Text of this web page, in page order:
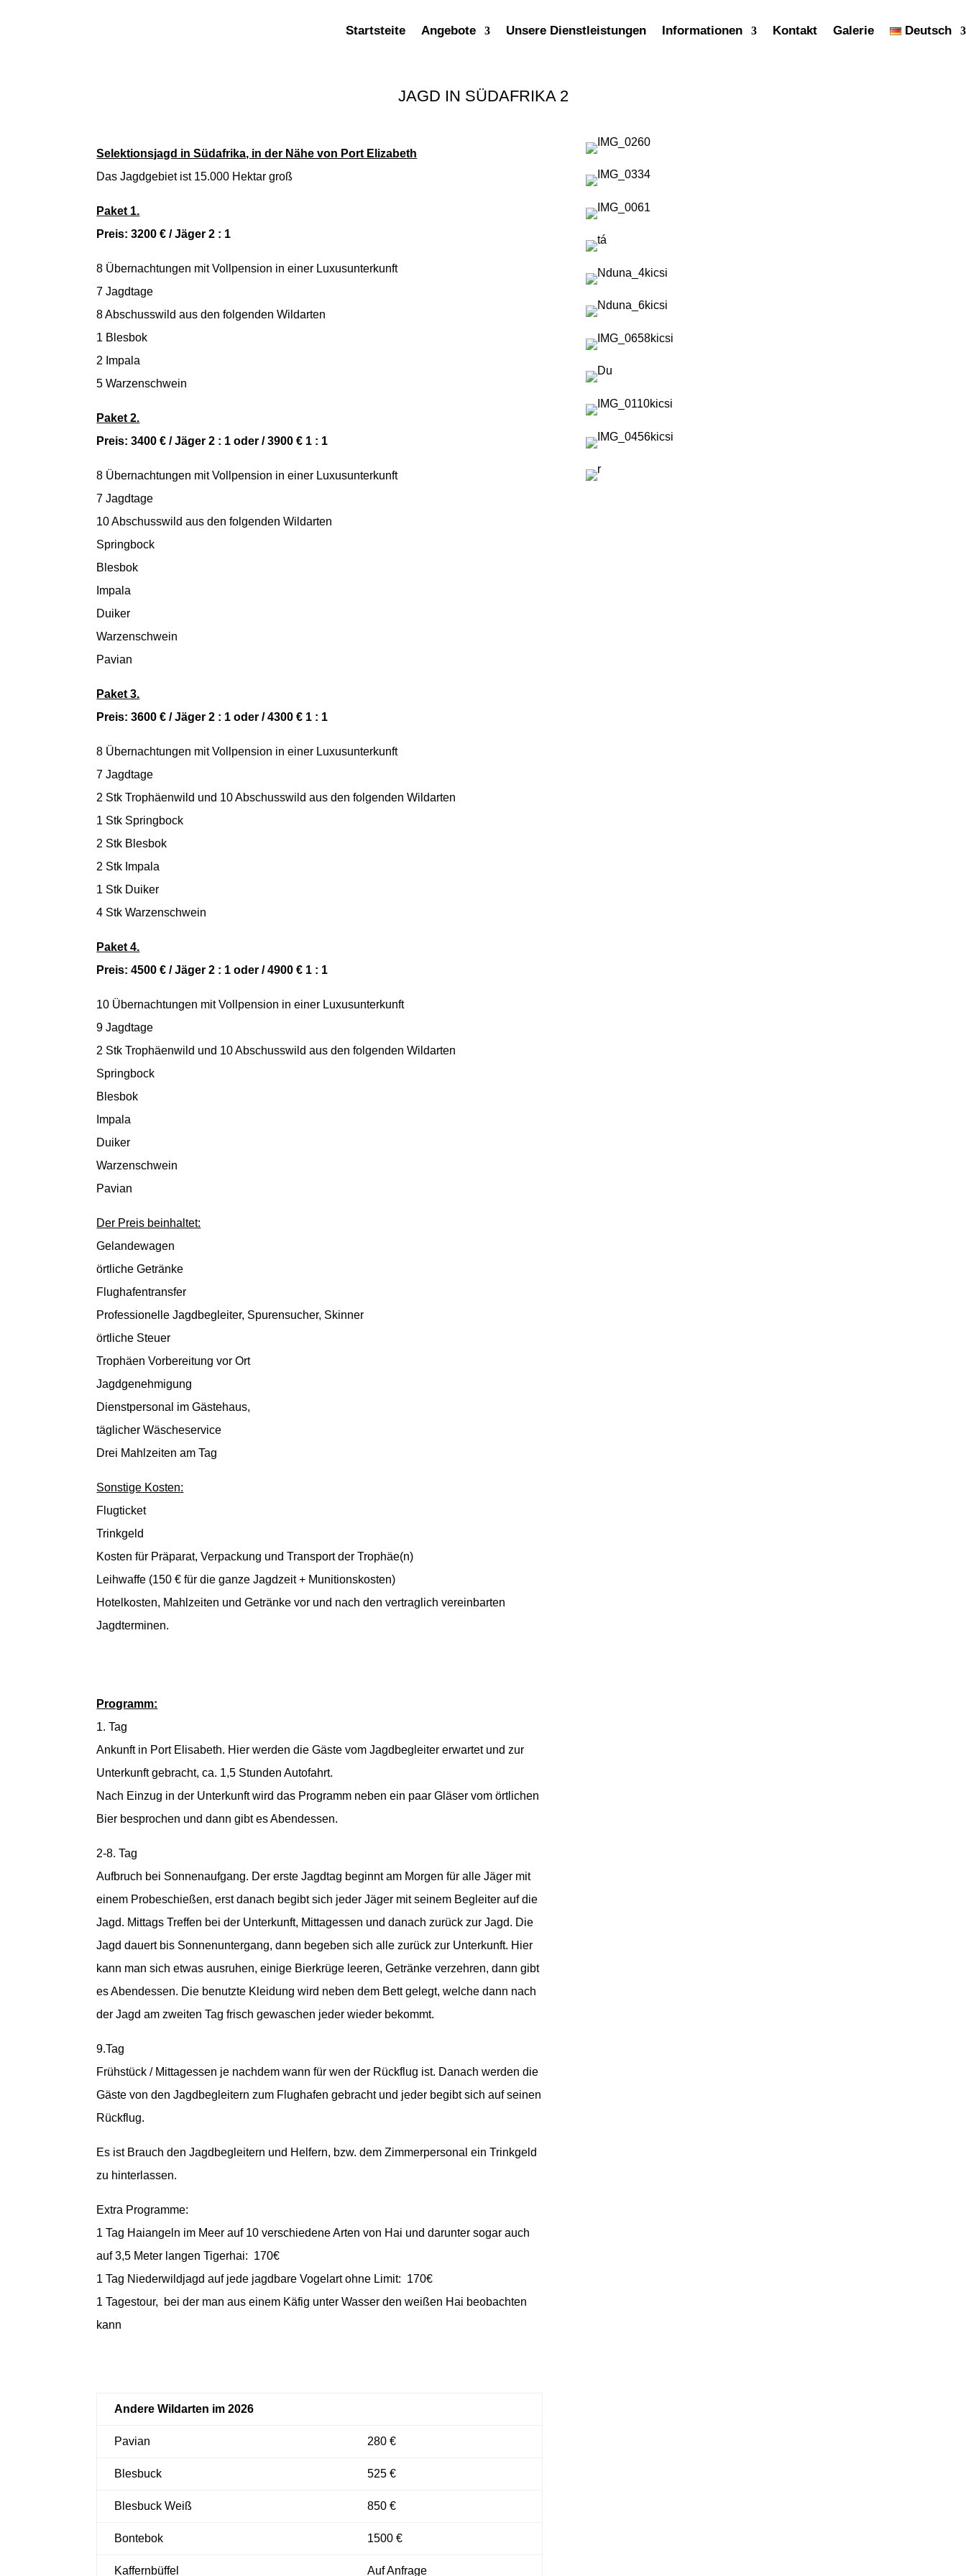
Startsteite Angebote Unsere Dienstleistungen Informationen Kontakt Galerie Deutsch
JAGD IN SÜDAFRIKA 2
Selektionsjagd in Südafrika, in der Nähe von Port Elizabeth
Das Jagdgebiet ist 15.000 Hektar groß
Paket 1.
Preis: 3200 € / Jäger 2 : 1
8 Übernachtungen mit Vollpension in einer Luxusunterkunft
7 Jagdtage
8 Abschusswild aus den folgenden Wildarten
1 Blesbok
2 Impala
5 Warzenschwein
Paket 2.
Preis: 3400 € / Jäger 2 : 1 oder / 3900 € 1 : 1
8 Übernachtungen mit Vollpension in einer Luxusunterkunft
7 Jagdtage
10 Abschusswild aus den folgenden Wildarten
Springbock
Blesbok
Impala
Duiker
Warzenschwein
Pavian
Paket 3.
Preis: 3600 € / Jäger 2 : 1 oder / 4300 € 1 : 1
8 Übernachtungen mit Vollpension in einer Luxusunterkunft
7 Jagdtage
2 Stk Trophäenwild und 10 Abschusswild aus den folgenden Wildarten
1 Stk Springbock
2 Stk Blesbok
2 Stk Impala
1 Stk Duiker
4 Stk Warzenschwein
Paket 4.
Preis: 4500 € / Jäger 2 : 1 oder / 4900 € 1 : 1
10 Übernachtungen mit Vollpension in einer Luxusunterkunft
9 Jagdtage
2 Stk Trophäenwild und 10 Abschusswild aus den folgenden Wildarten
Springbock
Blesbok
Impala
Duiker
Warzenschwein
Pavian
Der Preis beinhaltet:
Gelandewagen
örtliche Getränke
Flughafentransfer
Professionelle Jagdbegleiter, Spurensucher, Skinner
örtliche Steuer
Trophäen Vorbereitung vor Ort
Jagdgenehmigung
Dienstpersonal im Gästehaus,
täglicher Wäscheservice
Drei Mahlzeiten am Tag
Sonstige Kosten:
Flugticket
Trinkgeld
Kosten für Präparat, Verpackung und Transport der Trophäe(n)
Leihwaffe (150 € für die ganze Jagdzeit + Munitionskosten)
Hotelkosten, Mahlzeiten und Getränke vor und nach den vertraglich vereinbarten
Jagdterminen.
Programm:
1. Tag
Ankunft in Port Elisabeth. Hier werden die Gäste vom Jagdbegleiter erwartet und zur
Unterkunft gebracht, ca. 1,5 Stunden Autofahrt.
Nach Einzug in der Unterkunft wird das Programm neben ein paar Gläser vom örtlichen
Bier besprochen und dann gibt es Abendessen.
2-8. Tag
Aufbruch bei Sonnenaufgang. Der erste Jagdtag beginnt am Morgen für alle Jäger mit
einem Probeschießen, erst danach begibt sich jeder Jäger mit seinem Begleiter auf die
Jagd. Mittags Treffen bei der Unterkunft, Mittagessen und danach zurück zur Jagd. Die
Jagd dauert bis Sonnenuntergang, dann begeben sich alle zurück zur Unterkunft. Hier
kann man sich etwas ausruhen, einige Bierkrüge leeren, Getränke verzehren, dann gibt
es Abendessen. Die benutzte Kleidung wird neben dem Bett gelegt, welche dann nach
der Jagd am zweiten Tag frisch gewaschen jeder wieder bekommt.
9.Tag
Frühstück / Mittagessen je nachdem wann für wen der Rückflug ist. Danach werden die
Gäste von den Jagdbegleitern zum Flughafen gebracht und jeder begibt sich auf seinen
Rückflug.
Es ist Brauch den Jagdbegleitern und Helfern, bzw. dem Zimmerpersonal ein Trinkgeld
zu hinterlassen.
Extra Programme:
1 Tag Haiangeln im Meer auf 10 verschiedene Arten von Hai und darunter sogar auch
auf 3,5 Meter langen Tigerhai: 170€
1 Tag Niederwildjagd auf jede jagdbare Vogelart ohne Limit: 170€
1 Tagestour, bei der man aus einem Käfig unter Wasser den weißen Hai beobachten
kann
Andere Wildarten im 2026
Pavian 280 €
Blesbuck 525 €
BlesbuckWeiß 850 €
Bontebok 1500 €
Kaffernbüffel Auf Anfrage